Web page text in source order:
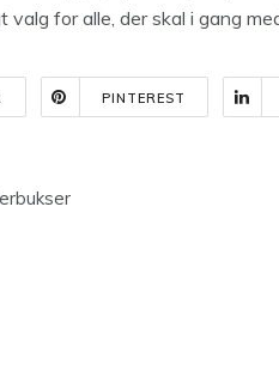
valg for alle, der skal i gang
PINTEREST